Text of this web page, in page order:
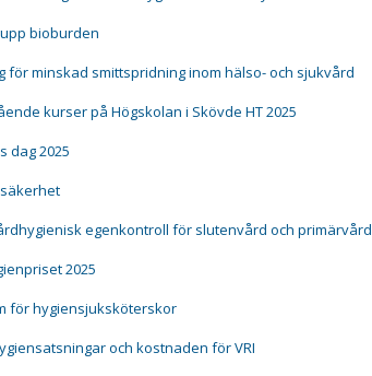
bioburden
för minskad smittspridning inom hälso- och sjukvård
kurser på Högskolan i Skövde HT 2025
dag 2025
egenkontroll för slutenvård och primärvård
2025
för hygiensjuksköterskor
och kostnaden för VRI